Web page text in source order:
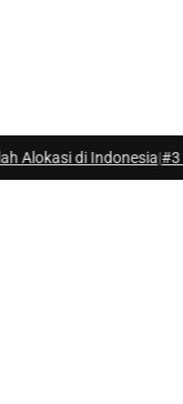
Indonesia|#3 -Head